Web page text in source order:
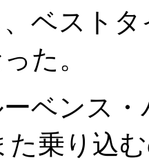
、ベスト
た。
ベンス
た乗り込